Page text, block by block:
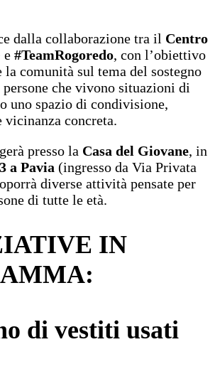
dalla collaborazione tra il Centro
e #TeamRogoredo, con l’obiettivo
comunità sul tema del sostegno
che vivono situazioni di
uno spazio di condivisione,
vicinanza concreta.
presso la Casa del Giovane, in
a Pavia (ingresso da Via Privata
diverse attività pensate per
di tutte le età.
IN
:
di vestiti usati